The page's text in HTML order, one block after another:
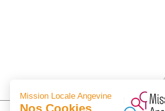
Mission Locale Angevine
Nos Cookies